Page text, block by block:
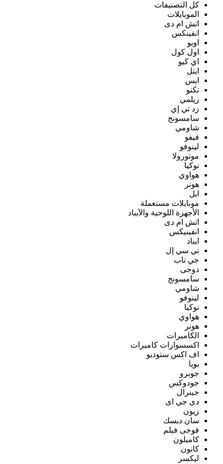
كل التصنيفات
الموبايلات
اتش ام دى
انفينكس
اوبو
اول كول
اي كيو
ايتل
ايس
تكنو
ريلمي
زد تي إي
سامسونج
شاومي
فيفو
لينوفو
موتورولا
نوكيا
هواوي
هونر
ابل
موبايلات مستعملة
الأجهزة اللوحية والآيباد
اتش ام دى
انفينيكس
ايباد
تي سي إل
جي تاب
دوجى
سامسونج
شاومي
لينوفو
نوكيا
هواوي
هونر
الكاميرات
اكسسوارات كاميرات
اف اكس ستوديو
بويا
جوبرو
جودوكس
جينرال
دى جي اى
زيون
سان ديسك
فوجى فيلم
كاميلون
كانون
ليكسر